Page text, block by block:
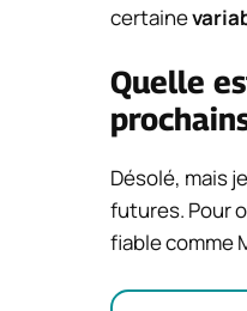
certaine
Quelle
Désolé, mais
futures. Pour
fiable comme